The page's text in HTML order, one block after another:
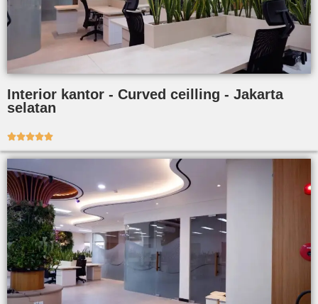
Interior kantor - Curved ceilling - Jakarta
selatan
